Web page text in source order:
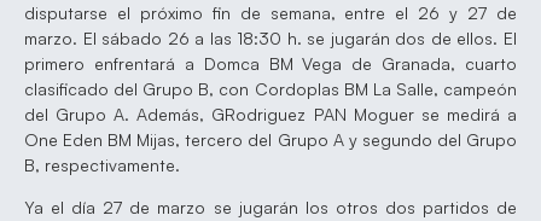
disputarse el próximo fin de semana, entre el 26 y 27 de
marzo. El sábado 26 a las 18:30 h. se jugarán dos de ellos. El
primero enfrentará a Domca BM Vega de Granada, cuarto
clasificado del Grupo B, con Cordoplas BM La Salle, campeón
del Grupo A. Además, GRodriguez PAN Moguer se medirá a
One Eden BM Mijas, tercero del Grupo A y segundo del Grupo
B, respectivamente.
Ya el día 27 de marzo se jugarán los otros dos partidos de